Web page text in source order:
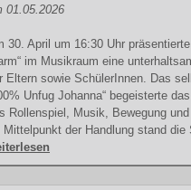
01.05.2026
30. April um 16:30 Uhr
im Musikraum eine
Eltern sowie SchülerInnen. Das
Unfug Johanna“ begeisterte
Rollenspiel, Musik, Bewegung
Mittelpunkt der Handlung stand